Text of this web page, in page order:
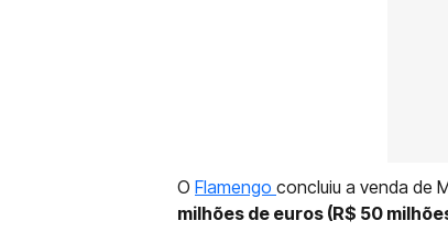
O Flamengo concluiu a venda de
milhões de euros (R$ 50